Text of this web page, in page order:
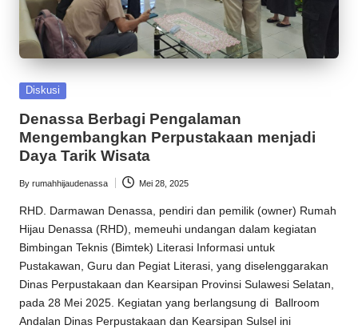
Posted
Diskusi
Denassa Berbagi Pengalaman
Mengembangkan Perpustakaan menjadi
Daya Tarik Wisata
Posted
by
By rumahhijaudenassa Mei 28, 2025
RHD . Darmawan Denassa, pendiri dan pemilik (owner) Rumah
Hijau Denassa (RHD), memeuhi undangan dalam kegiatan
Bimbingan Teknis (Bimtek) Literasi Informasi untuk
Pustakawan, Guru dan Pegiat Literasi, yang diselenggarakan
Dinas Perpustakaan dan Kearsipan Provinsi Sulawesi Selatan,
pada 28 Mei 2025. Kegiatan yang berlangsung di Ballroom
Andalan Dinas Perpustakaan dan Kearsipan Sulsel ini